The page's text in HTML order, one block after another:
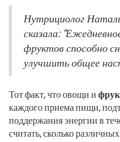
Нутрициолог
сказала:
фруктов способно
улучшить общее
Тот факт, что овощи и
каждого приема пищи,
поддержания энергии в
считать, сколько